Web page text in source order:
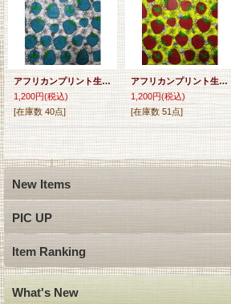
アフリカンプリント生地 パーニュ
1,200円(税込)
[在庫数 40点]
アフリカンプリント生地 パーニュ
1,200円(税込)
[在庫数 51点]
New Items
PIC UP
Item Ranking
What's New